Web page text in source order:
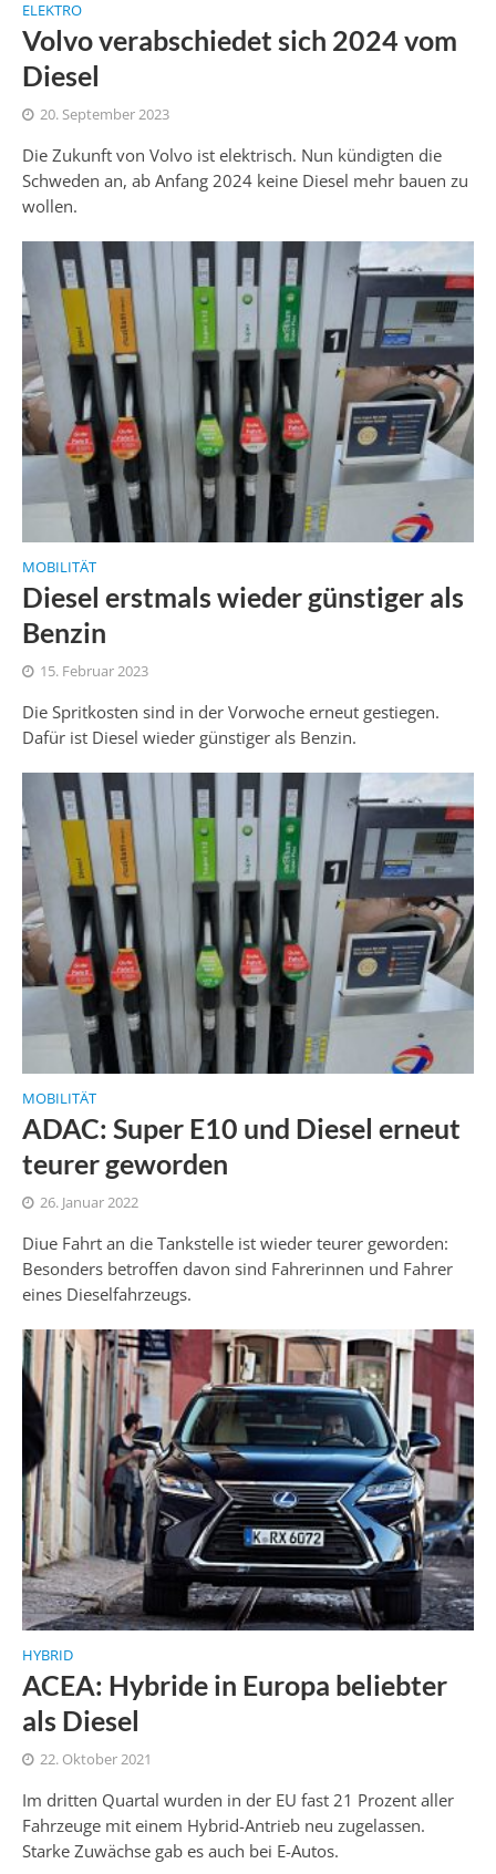
ELEKTRO
Volvo verabschiedet sich 2024 vom
Diesel
20. September 2023
Die Zukunft von Volvo ist elektrisch. Nun kündigten die
Schweden an, ab Anfang 2024 keine Diesel mehr bauen zu
wollen.
MOBILITÄT
Diesel erstmals wieder günstiger als
Benzin
15. Februar 2023
Die Spritkosten sind in der Vorwoche erneut gestiegen.
Dafür ist Diesel wieder günstiger als Benzin.
MOBILITÄT
ADAC: Super E10 und Diesel erneut
teurer geworden
26. Januar 2022
Diue Fahrt an die Tankstelle ist wieder teurer geworden:
Besonders betroffen davon sind Fahrerinnen und Fahrer
eines Dieselfahrzeugs.
HYBRID
ACEA: Hybride in Europa beliebter
als Diesel
22. Oktober 2021
Im dritten Quartal wurden in der EU fast 21 Prozent aller
Fahrzeuge mit einem Hybrid-Antrieb neu zugelassen.
Starke Zuwächse gab es auch bei E-Autos.